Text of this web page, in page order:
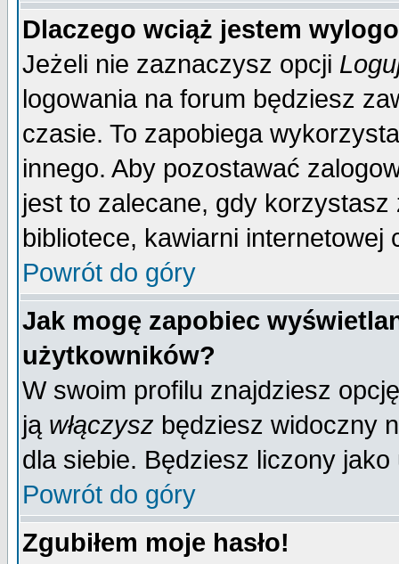
Dlaczego wciąż jestem
Jeżeli nie zaznaczysz opcji
logowania na forum będziesz
czasie. To zapobiega
innego. Aby pozostawać
jest to zalecane, gdy
bibliotece, kawiarni internetowej
Powrót do góry
Jak mogę zapobiec
użytkowników?
W swoim profilu znajdziesz
ją włączysz będziesz widoczny
dla siebie. Będziesz liczony
Powrót do góry
Zgubiłem moje hasło!